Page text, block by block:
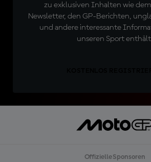
zu exklusiven Inhalten wie dem
Newsletter, den GP-Berichten,
und andere interessante
unseren Sport
Offizielle Sponsoren